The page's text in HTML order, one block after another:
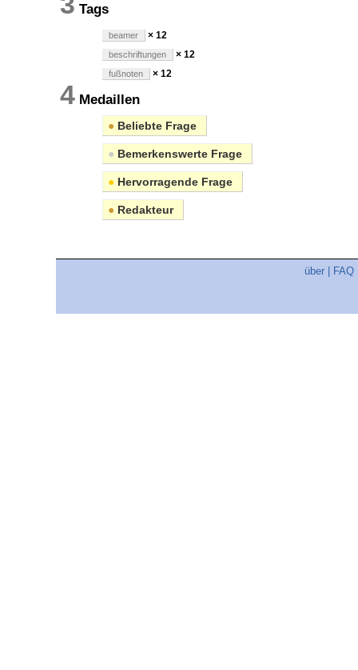
Tags
beamer × 12
beschriftungen × 12
fußnoten × 12
4 Medaillen
● Beliebte Frage
● Bemerkenswerte Frage
● Hervorragende Frage
● Redakteur
über FAQ